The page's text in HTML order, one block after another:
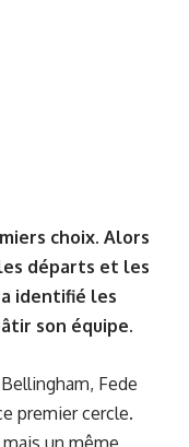
choix. Alors
départs et les
identifié les
son équipe.
Fede
premier cercle.
un même